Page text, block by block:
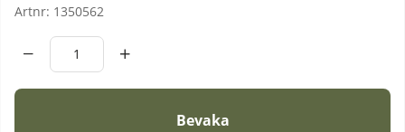
Artnr: 1350562
Bevaka